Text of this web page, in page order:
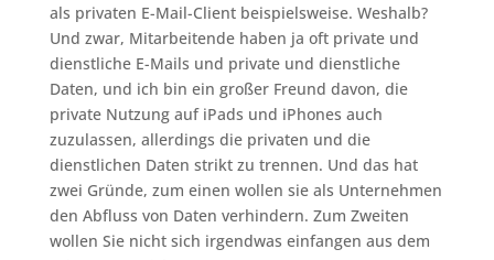
als privaten E-Mail-Client beispielsweise. Weshalb?
Und zwar, Mitarbeitende haben ja oft private und
dienstliche E-Mails und private und dienstliche
Daten, und ich bin ein großer Freund davon, die
private Nutzung auf iPads und iPhones auch
zuzulassen, allerdings die privaten und die
dienstlichen Daten strikt zu trennen. Und das hat
zwei Gründe, zum einen wollen sie als Unternehmen
den Abfluss von Daten verhindern. Zum Zweiten
wollen Sie nicht sich irgendwas einfangen aus dem